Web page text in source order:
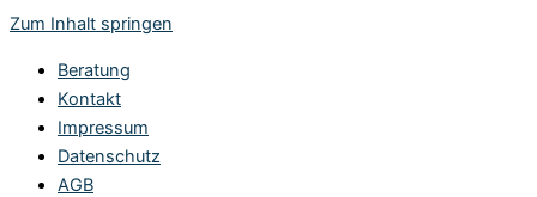
Zum Inhalt springen
Beratung
Kontakt
Impressum
Datenschutz
AGB